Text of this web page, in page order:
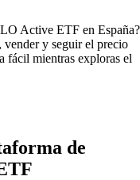
Active ETF en España?
vender y seguir el precio
mientras exploras el
de